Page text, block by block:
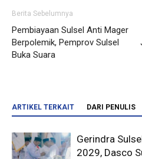
Berita Sebelumnya
Pembiayaan Sulsel Anti Mager
Berpolemik, Pemprov Sulsel
Buka Suara
ARTIKEL TERKAIT DARI PENULIS
Gerindra
2029, Dasco